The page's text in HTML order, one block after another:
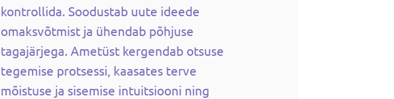
kontrollida. Soodustab uute ideede
omaksvõtmist ja ühendab põhjuse
tagajärjega. Ametüst kergendab otsuse
tegemise protsessi, kaasates terve
mõistuse ja sisemise intuitsiooni ning